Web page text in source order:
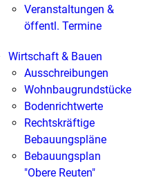
Veranstaltungen &
öffentl. Termine
Wirtschaft & Bauen
Ausschreibungen
Wohnbaugrundstücke
Bodenrichtwerte
Rechtskräftige
Bebauungspläne
Bebauungsplan
"Obere Reuten"